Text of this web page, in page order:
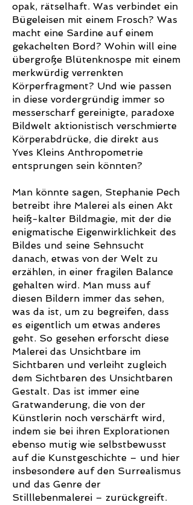
opak, rätselhaft. Was verbindet ein
Bügeleisen mit einem Frosch? Was
macht eine Sardine auf einem
gekachelten Bord? Wohin will eine
übergroße Blütenknospe mit einem
merkwürdig verrenkten
Körperfragment? Und wie passen
in diese vordergründig immer so
messerscharf gereinigte, paradoxe
Bildwelt aktionistisch verschmierte
Körperabdrücke, die direkt aus
Yves Kleins Anthropometrie
entsprungen sein könnten?
Man könnte sagen, Stephanie Pech
betreibt ihre Malerei als einen Akt
heiß-kalter Bildmagie, mit der die
enigmatische Eigenwirklichkeit des
Bildes und seine Sehnsucht
danach, etwas von der Welt zu
erzählen, in einer fragilen Balance
gehalten wird. Man muss auf
diesen Bildern immer das sehen,
was da ist, um zu begreifen, dass
es eigentlich um etwas anderes
geht. So gesehen erforscht diese
Malerei das Unsichtbare im
Sichtbaren und verleiht zugleich
dem Sichtbaren des Unsichtbaren
Gestalt. Das ist immer eine
Gratwanderung, die von der
Künstlerin noch verschärft wird,
indem sie bei ihren Explorationen
ebenso mutig wie selbstbewusst
auf die Kunstgeschichte – und hier
insbesondere auf den Surrealismus
und das Genre der
Stilllebenmalerei – zurückgreift.